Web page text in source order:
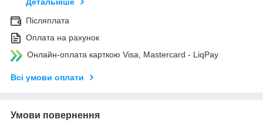
Детальніше
Післяплата
Оплата на рахунок
Онлайн-оплата карткою Visa, Mastercard - LiqPay
Всі умови оплати
Умови повернення